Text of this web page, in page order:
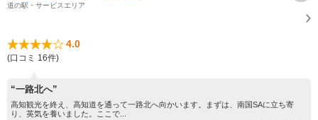
道の駅・サービスエリア
4.0
(口コミ 16件)
“一路北へ”
高知観光を終え、高知道を通って一路北へ向かいます。まずは、南国SAに立ち寄
り、英気を養いました。ここで...